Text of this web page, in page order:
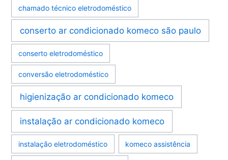
chamado técnico eletrodoméstico
conserto ar condicionado komeco são paulo
conserto eletrodoméstico
conversão eletrodoméstico
higienização ar condicionado komeco
instalação ar condicionado komeco
instalação eletrodoméstico komeco assistência